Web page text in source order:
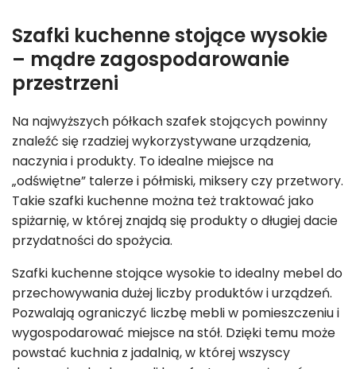
Szafki kuchenne stojące wysokie
– mądre zagospodarowanie
przestrzeni
Na najwyższych półkach szafek stojących powinny
znaleźć się rzadziej wykorzystywane urządzenia,
naczynia i produkty. To idealne miejsce na
„odświętne” talerze i półmiski, miksery czy przetwory.
Takie szafki kuchenne można też traktować jako
spiżarnię, w której znajdą się produkty o długiej dacie
przydatności do spożycia.
Szafki kuchenne stojące wysokie to idealny mebel do
przechowywania dużej liczby produktów i urządzeń.
Pozwalają ograniczyć liczbę mebli w pomieszczeniu i
wygospodarować miejsce na stół. Dzięki temu może
powstać kuchnia z jadalnią, w której wszyscy